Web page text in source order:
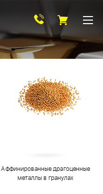
Аффинированные драгоценные
металлы в гранулах